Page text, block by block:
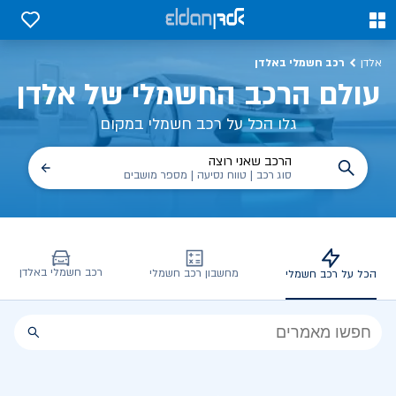
0
0
אלדן רכב חשמלי באלדן
עולם הרכב החשמלי של אלדן
גלו הכל על רכב חשמלי במקום
הרכב שאני רוצה
סוג רכב | טווח נסיעה | מספר מושבים
הכל על רכב חשמלי מחשבון רכב חשמלי רכב חשמלי באלדן
הכל
הכל על רכב חשמלי, שימושים, טכנולוגיה וכל מה שכדי לדעת | אלדן